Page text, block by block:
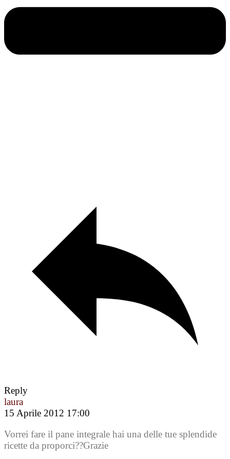
Reply
laura
15 Aprile 2012 17:00
Vorrei fare il pane integrale hai una delle tue splendide
ricette da proporci??Grazie